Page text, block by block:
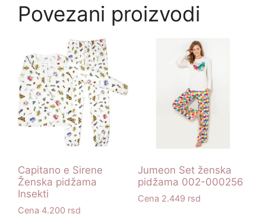
Povezani proizvodi
Capitano e Sirene
Ženska pidžama
Insekti
4.200 rsd
Jumeon Set ženska
pidžama 002-000256
2.449 rsd